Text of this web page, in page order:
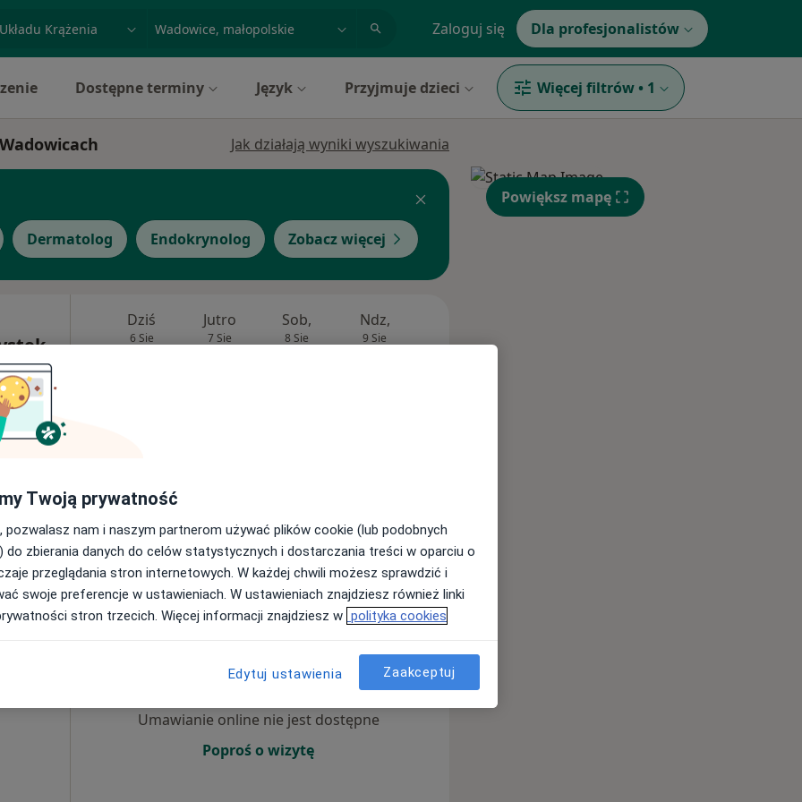
Zaloguj się Dla profesjonalistów
Dostępne terminy Język Przyjmuje dzieci Więcej filtrów • 1
Jak działają wyniki wyszukiwania
Dermatolog Endokrynolog Zobacz więcej
1 200 zł
Dziś
6 Sie
Jutro
7 Sie
Sob,
8 Sie
Ndz,
9 Sie
9 Sie 10 Sie
Umawianie online nie jest dostępne
Poproś o wizytę
Powiększ mapę
Twoją prywatność
pozwalasz nam i naszym partnerom używać plików cookie (lub podobnych
do zbierania danych do celów statystycznych i dostarczania treści w oparciu o
przeglądania stron internetowych. W każdej chwili możesz sprawdzić i
swoje preferencje w ustawieniach. W ustawieniach znajdziesz również linki
stron trzecich. Więcej informacji znajdziesz w polityka cookies
Edytuj ustawienia Zaakceptuj